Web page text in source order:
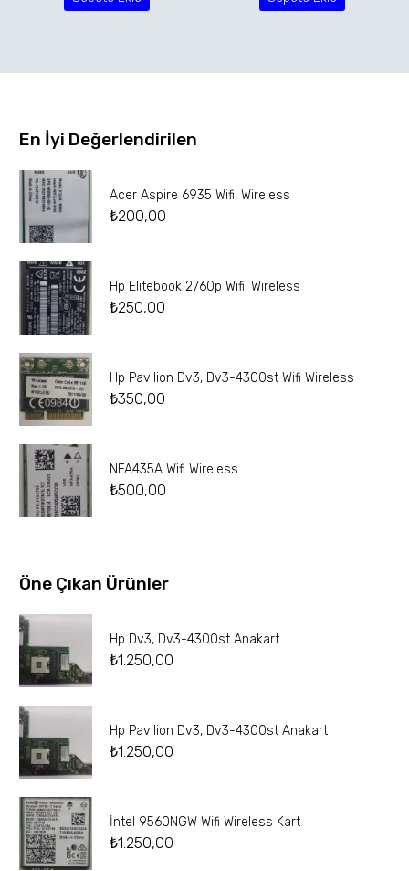
En İyi Değerlendirilen
Acer Aspire 6935 Wifi, Wireless
₺200,00
Hp Elitebook 2760p Wifi, Wireless
₺250,00
Hp Pavilion Dv3, Dv3-4300st Wifi Wireless
₺350,00
NFA435A Wifi Wireless
₺500,00
Öne Çıkan Ürünler
Hp Dv3, Dv3-4300st Anakart
₺1.250,00
Hp Pavilion Dv3, Dv3-4300st Anakart
₺1.250,00
İntel 9560NGW Wifi Wireless Kart
₺1.250,00